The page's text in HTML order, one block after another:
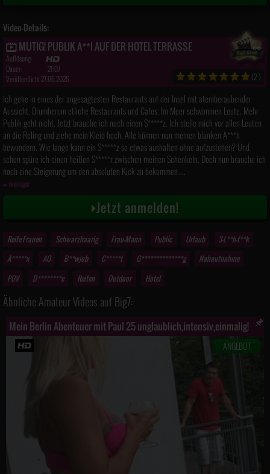
Video-Details:
MUTIG! PUBLIK A**l AUF DER HOTEL TERRASSE
Auflösung:
Dauer:
21:07
Veröffentlicht 27.06.2026
(2)
Ich gehe in eines der angesagtesten Restaurants auf der Insel mit atemberaubender
Aussicht. Drumherum etliche Restaurants und Cafes. Im Meer schwimmen Leute. Mehr
Publik geht nicht. Jetzt brauche ich noch einen S*****z. Ich stelle mich vor allen Leuten
an die Reling und ziehe mein Kleid hoch. Alle können nun meinen blanken A***h
bewundern. Wie lange kann ein S*****z so etwas aushalten ohne aufzustehen? Und
schon spüre ich einen heißen S*****r zwischen meinen Schenkeln. Doch nun brauche ich
noch eine Steigerung um den absoluten Kick zu bekommen…
weniger
Jetzt anmelden!
Reife Frauen Schwarzhaarig Frau-Mann Public Urlaub
3-L**h-f**k
A*****x
AO B**wjob C*****t G**************g
Nahaufnahme
POV
D********e Reiten Outdoor Hotel
Ähnliche Amateur Videos auf Big7:
Mein Berlin Abenteuer mit Paul 25 unglaublich,intensiv,einmalig!
ANGEBOT